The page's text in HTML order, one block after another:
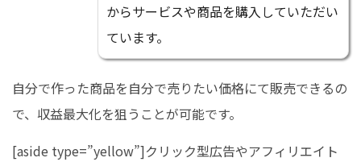
からサービスや商品を購入していただい
ています。
自分で作った商品を自分で売りたい価格にて販売できるの
で、収益最大化を狙うことが可能です。
[aside type=”yellow”]クリック型広告やアフィリエイト